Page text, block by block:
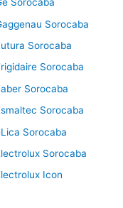
Sorocaba
Sorocaba
Sorocaba
Sorocaba
Sorocaba
Sorocaba
Sorocaba
Icon